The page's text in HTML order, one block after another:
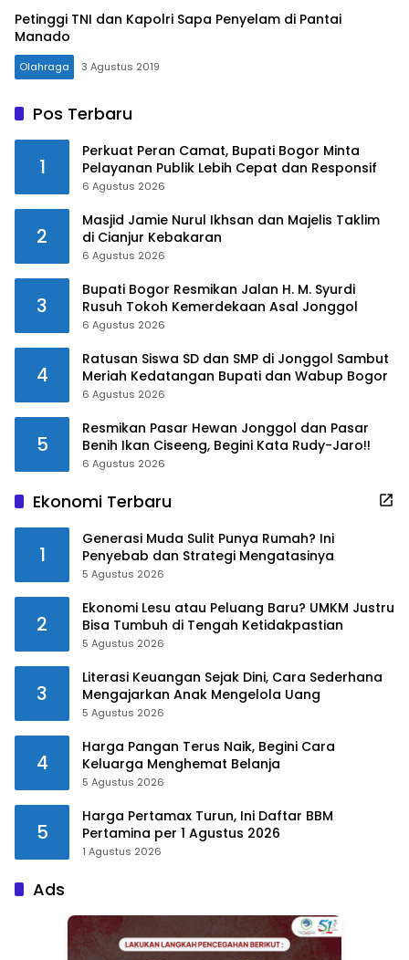
Petinggi TNI dan Kapolri Sapa Penyelam di Pantai
Manado
Olahraga 3 Agustus 2019
Pos Terbaru
1
Perkuat Peran Camat, Bupati Bogor Minta
Pelayanan Publik Lebih Cepat dan Responsif
6 Agustus 2026
2
Masjid Jamie Nurul Ikhsan dan Majelis Taklim
di Cianjur Kebakaran
6 Agustus 2026
3
Bupati Bogor Resmikan Jalan H. M. Syurdi
Rusuh Tokoh Kemerdekaan Asal Jonggol
6 Agustus 2026
4
Ratusan Siswa SD dan SMP di Jonggol Sambut
Meriah Kedatangan Bupati dan Wabup Bogor
6 Agustus 2026
5
Resmikan Pasar Hewan Jonggol dan Pasar
Benih Ikan Ciseeng, Begini Kata Rudy-Jaro!!
6 Agustus 2026
Ekonomi Terbaru
1
Generasi Muda Sulit Punya Rumah? Ini
Penyebab dan Strategi Mengatasinya
5 Agustus 2026
2
Ekonomi Lesu atau Peluang Baru? UMKM Justru
Bisa Tumbuh di Tengah Ketidakpastian
5 Agustus 2026
3
Literasi Keuangan Sejak Dini, Cara Sederhana
Mengajarkan Anak Mengelola Uang
5 Agustus 2026
4
Harga Pangan Terus Naik, Begini Cara
Keluarga Menghemat Belanja
5 Agustus 2026
5
Harga Pertamax Turun, Ini Daftar BBM
Pertamina per 1 Agustus 2026
1 Agustus 2026
Ads